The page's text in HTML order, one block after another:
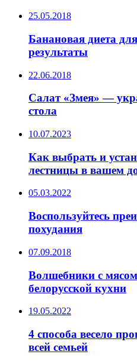
25.05.2018
Банановая диета
результаты
22.06.2018
Салат «Змея» —
стола
10.07.2023
Как выбрать и
лестницы в вашем
05.03.2022
Воспользуйтесь
похудания
07.09.2018
Волшебники с
белорусской кухни
19.05.2022
4 способа весело
всей семьей